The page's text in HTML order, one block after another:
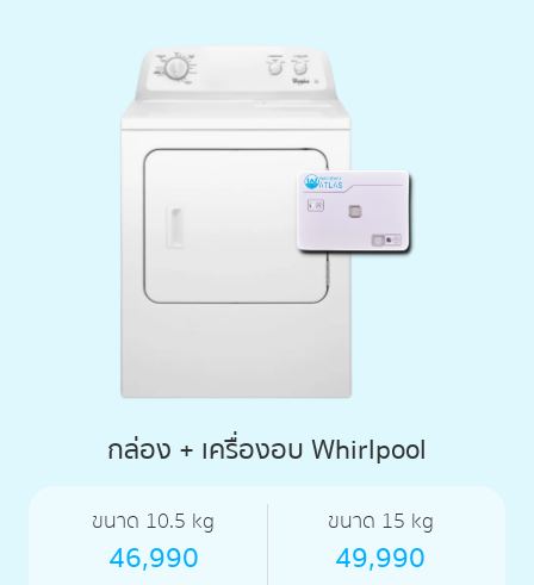
กล่อง + เครื่องอบ Whirlpool
ขนาด 10.5 kg
46,990
ขนาด 15 kg
49,990